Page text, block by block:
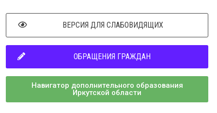
ВЕРСИЯ ДЛЯ СЛАБОВИДЯЩИХ
ОБРАЩЕНИЯ ГРАЖДАН
Навигатор дополнительного образования
Иркутской области